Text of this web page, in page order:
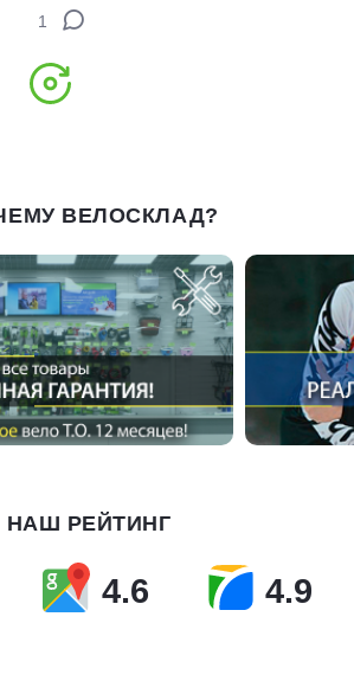
1
ВЕЛОСКЛАД?
НАШ РЕЙТИНГ
4.6 4.9